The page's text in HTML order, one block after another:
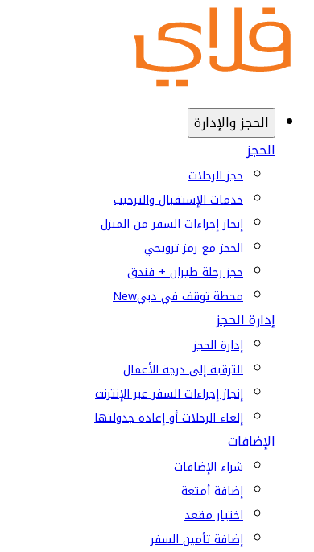
الحجز والإدارة
الحجز
حجز الرحلات
خدمات الإستقبال والترحيب
إنجاز إجراءات السفر من المنزل
الحجز مع رمز ترويجي
حجز رحلة طيران + فندق
محطة توقف في دبيNew
إدارة الحجز
إدارة الحجز
الترقية إلى درجة الأعمال
إنجاز إجراءات السفر عبر الإنترنت
إلغاء الرحلات أو إعادة جدولتها
الإضافات
شراء الإضافات
إضافة أمتعة
اختيار مقعد
إضافة تأمين السفر